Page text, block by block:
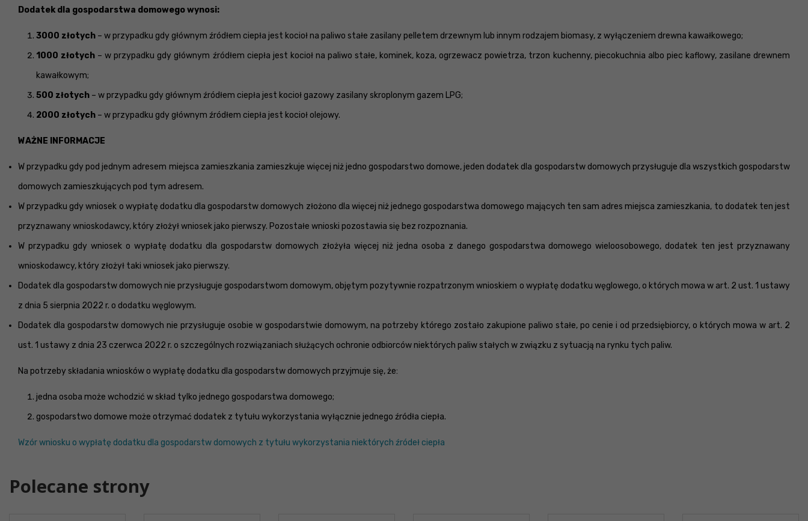
Dodatek dla gospodarstwa domowego wynosi:
3000 złotych – w przypadku gdy głównym źródłem ciepła jest kocioł na paliwo stałe zasilany pelletem drzewnym lub innym rodzajem biomasy, z wyłączeniem drewna kawałkowego;
1000 złotych – w przypadku gdy głównym źródłem ciepła jest kocioł na paliwo stałe, kominek, koza, ogrzewacz powietrza, trzon kuchenny, piecokuchnia albo piec kaflowy, zasilane drewnem
kawałkowym;
500 złotych – w przypadku gdy głównym źródłem ciepła jest kocioł gazowy zasilany skroplonym gazem LPG;
2000 złotych – w przypadku gdy głównym źródłem ciepła jest kocioł olejowy.
WAŻNE INFORMACJE
W przypadku gdy pod jednym adresem miejsca zamieszkania zamieszkuje więcej niż jedno gospodarstwo domowe, jeden dodatek dla gospodarstw domowych przysługuje dla wszystkich gospodarstw
domowych zamieszkujących pod tym adresem.
W przypadku gdy wniosek o wypłatę dodatku dla gospodarstw domowych złożono dla więcej niż jednego gospodarstwa domowego mających ten sam adres miejsca zamieszkania, to dodatek ten jest
przyznawany wnioskodawcy, który złożył wniosek jako pierwszy. Pozostałe wnioski pozostawia się bez rozpoznania.
W przypadku gdy wniosek o wypłatę dodatku dla gospodarstw domowych złożyła więcej niż jedna osoba z danego gospodarstwa domowego wieloosobowego, dodatek ten jest przyznawany
wnioskodawcy, który złożył taki wniosek jako pierwszy.
Dodatek dla gospodarstw domowych nie przysługuje gospodarstwom domowym, objętym pozytywnie rozpatrzonym wnioskiem o wypłatę dodatku węglowego, o których mowa w art. 2 ust. 1 ustawy
z dnia 5 sierpnia 2022 r. o dodatku węglowym.
Dodatek dla gospodarstw domowych nie przysługuje osobie w gospodarstwie domowym, na potrzeby którego zostało zakupione paliwo stałe, po cenie i od przedsiębiorcy, o których mowa w art. 2
ust. 1 ustawy z dnia 23 czerwca 2022 r. o szczególnych rozwiązaniach służących ochronie odbiorców niektórych paliw stałych w związku z sytuacją na rynku tych paliw.
Na potrzeby składania wniosków o wypłatę dodatku dla gospodarstw domowych przyjmuje się, że:
jedna osoba może wchodzić w skład tylko jednego gospodarstwa domowego;
gospodarstwo domowe może otrzymać dodatek z tytułu wykorzystania wyłącznie jednego źródła ciepła.
Wzór wniosku o wypłatę dodatku dla gospodarstw domowych z tytułu wykorzystania niektórych źródeł ciepła
Polecane strony